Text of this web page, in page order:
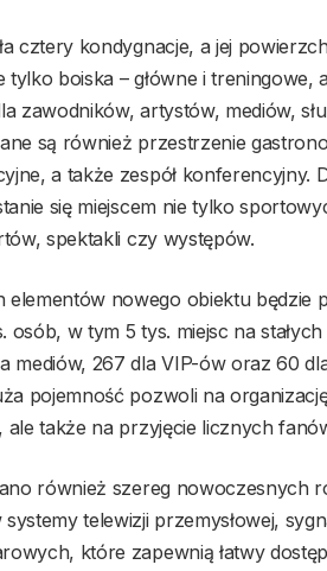
cztery kondygnacje, a jej
tylko boiska – główne i treningowe,
zawodników, artystów, mediów,
są również przestrzenie
a także zespół konferencyjny.
się miejscem nie tylko
spektakli czy występów.
nowego obiektu będzie
osób, w tym 5 tys. miejsc na
mediów, 267 dla VIP-ów oraz 60
pojemność pozwoli na
ale także na przyjęcie licznych
również szereg nowoczesnych
telewizji przemysłowej,
które zapewnią łatwy